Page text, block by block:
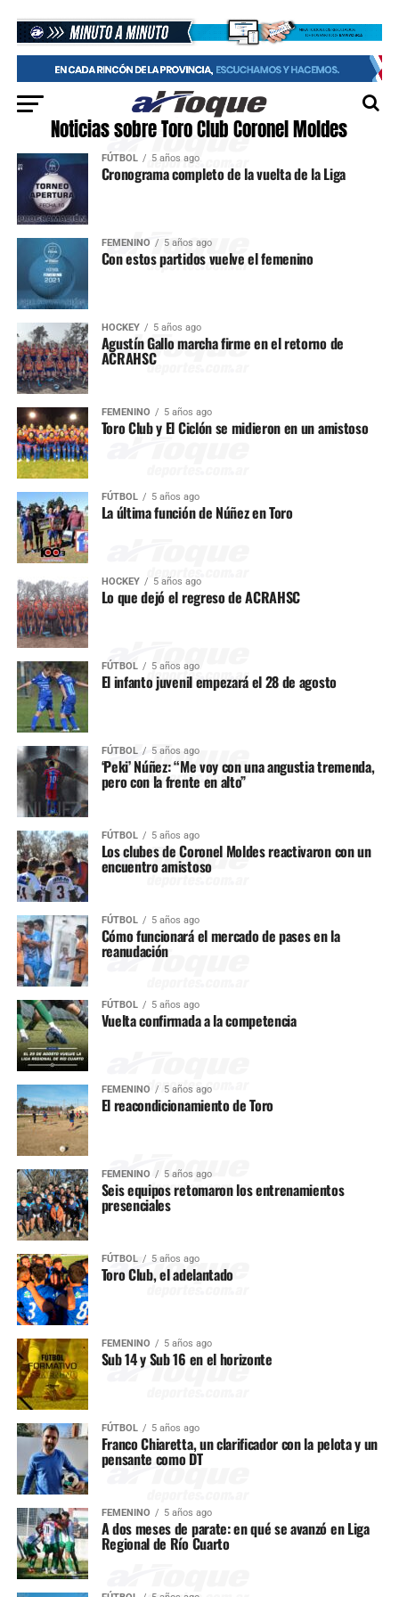
Noticias sobre Toro Club Coronel Moldes
FÚTBOL 5 años ago
Cronograma completo de la vuelta de la Liga
FEMENINO 5 años ago
Con estos partidos vuelve el femenino
HOCKEY 5 años ago
Agustín Gallo marcha firme en el retorno de
ACRAHSC
FEMENINO 5 años ago
Toro Club y El Ciclón se midieron en un amistoso
FÚTBOL 5 años ago
La última función de Núñez en Toro
HOCKEY 5 años ago
Lo que dejó el regreso de ACRAHSC
FÚTBOL 5 años ago
El infanto juvenil empezará el 28 de agosto
FÚTBOL 5 años ago
‘Peki’ Núñez: “Me voy con una angustia tremenda,
pero con la frente en alto”
FÚTBOL 5 años ago
Los clubes de Coronel Moldes reactivaron con un
encuentro amistoso
FÚTBOL 5 años ago
Cómo funcionará el mercado de pases en la
reanudación
FÚTBOL 5 años ago
Vuelta confirmada a la competencia
FEMENINO 5 años ago
El reacondicionamiento de Toro
FEMENINO 5 años ago
Seis equipos retomaron los entrenamientos
presenciales
FÚTBOL 5 años ago
Toro Club, el adelantado
FEMENINO 5 años ago
Sub 14 y Sub 16 en el horizonte
FÚTBOL 5 años ago
Franco Chiaretta, un clarificador con la pelota y un
pensante como DT
FEMENINO 5 años ago
A dos meses de parate: en qué se avanzó en Liga
Regional de Río Cuarto